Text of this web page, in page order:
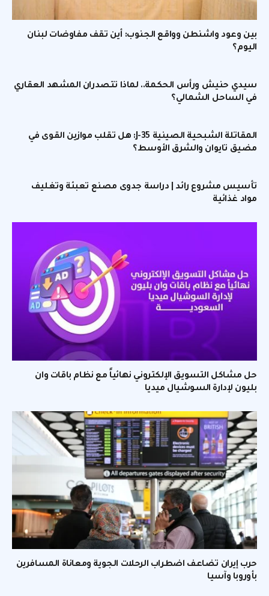
بين وعود واشنطن وواقع الجنوب: أين تقف مفاوضات لبنان
اليوم؟
سيدي حنيش ورأس الحكمة.. لماذا تتصدران المشهد العقاري
في الساحل الشمالي؟
المقاتلة الشبحية الصينية J-35: هل تقلب موازين القوى في
مضيق تايوان والشرق الأوسط؟
تأسيس مشروع رائد | دراسة جدوى مصنع تعبئة وتغليف
مواد غذائية
حل مشاكل التسويق الإلكتروني نهائياً مع نظام باقات وان
بليون لإدارة السوشيال ميديا
حرب إيران تضاعف اضطراب الرحلات الجوية ومعاناة المسافرين
بأوروبا وآسيا